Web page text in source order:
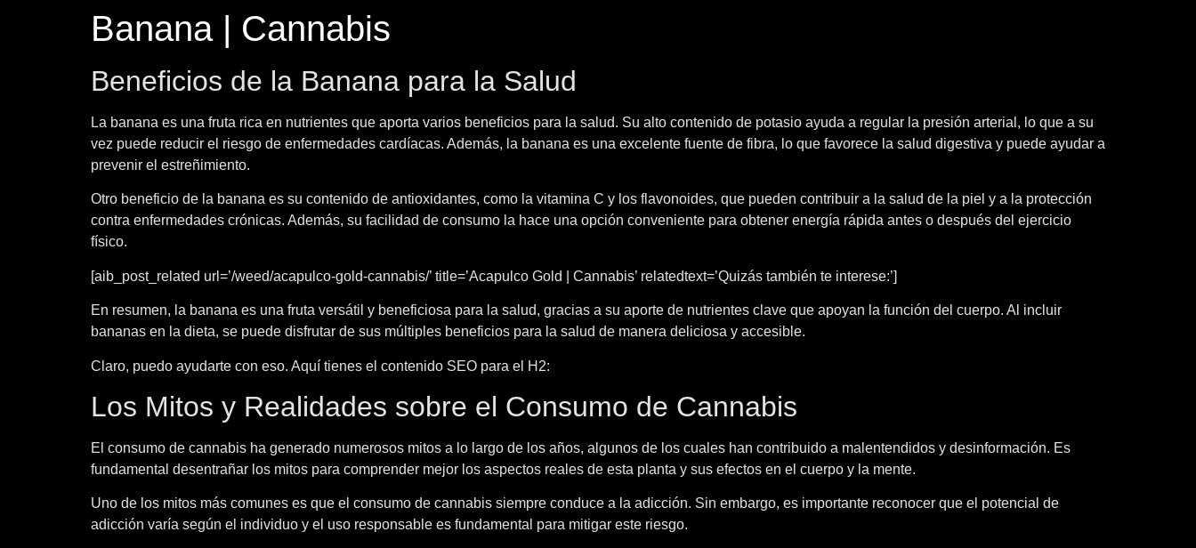
Banana | Cannabis
Beneficios de la Banana para la Salud
La banana es una fruta rica en nutrientes que aporta varios beneficios para la salud. Su alto contenido de potasio ayuda a regular la presión arterial, lo que a su
vez puede reducir el riesgo de enfermedades cardíacas. Además, la banana es una excelente fuente de fibra, lo que favorece la salud digestiva y puede ayudar a
prevenir el estreñimiento.
Otro beneficio de la banana es su contenido de antioxidantes, como la vitamina C y los flavonoides, que pueden contribuir a la salud de la piel y a la protección
contra enfermedades crónicas. Además, su facilidad de consumo la hace una opción conveniente para obtener energía rápida antes o después del ejercicio
físico.
[aib_post_related url=’/weed/acapulco-gold-cannabis/’ title=’Acapulco Gold | Cannabis’ relatedtext=’Quizás también te interese:’]
En resumen, la banana es una fruta versátil y beneficiosa para la salud, gracias a su aporte de nutrientes clave que apoyan la función del cuerpo. Al incluir
bananas en la dieta, se puede disfrutar de sus múltiples beneficios para la salud de manera deliciosa y accesible.
Claro, puedo ayudarte con eso. Aquí tienes el contenido SEO para el H2:
Los Mitos y Realidades sobre el Consumo de Cannabis
El consumo de cannabis ha generado numerosos mitos a lo largo de los años, algunos de los cuales han contribuido a malentendidos y desinformación. Es
fundamental desentrañar los mitos para comprender mejor los aspectos reales de esta planta y sus efectos en el cuerpo y la mente.
Uno de los mitos más comunes es que el consumo de cannabis siempre conduce a la adicción. Sin embargo, es importante reconocer que el potencial de
adicción varía según el individuo y el uso responsable es fundamental para mitigar este riesgo.